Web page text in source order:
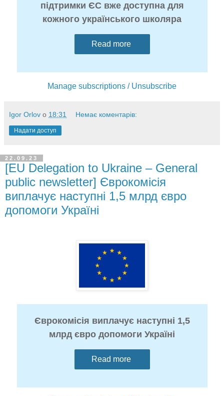
підтримки ЄС вже доступна для
кожного українського школяра
Read more
Manage subscriptions / Unsubscribe
Igor Orlov о 18:31 Немає коментарів:
Надати доступ
22.09.23
[EU Delegation to Ukraine – General
public newsletter] Єврокомісія
виплачує наступні 1,5 млрд євро
допомоги Україні
Єврокомісія виплачує наступні 1,5
млрд євро допомоги Україні
Read more